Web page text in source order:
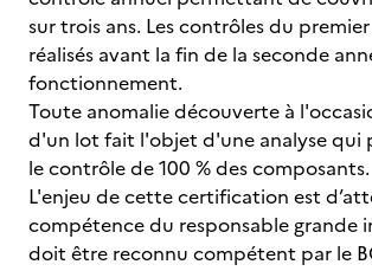
sur trois ans. Les contrôles du
réalisés avant la fin de la seconde
fonctionnement.
Toute anomalie découverte à
d'un lot fait l'objet d'une analyse qui
le contrôle de 100 % des composants.
L'enjeu de cette certification est
compétence du responsable grande
doit être reconnu compétent par le